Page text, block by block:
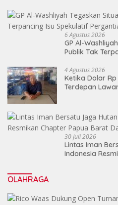
6 Agustus 2026
GP Al-
Publik Tak
4 Agustus 2026
Ketika Dolar
Terdepan
30 Juli 2026
Lintas Iman
Indonesia
OLAHRAGA